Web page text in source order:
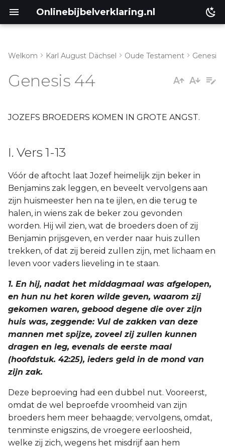
Onlinebijbelverklaring.nl
Lukas
Romeinen
1 Korinthe
2 Korinthe
Galaten
Éfeze
Filippenzen
Kolossenzen
1 Thessalonicenzen
2 Thessalonicenzen
1 Timótheüs
2 Timótheüs
Welkom Karl August Dächsel Oude Testament Genesis
Genesis 44
JOZEFS BROEDERS KOMEN IN GROTE ANGST.
I. Vers 1-13
Vóór de aftocht laat Jozef heimelijk zijn beker in
Benjamins zak leggen, en beveelt vervolgens aan
zijn huismeester hen na te ijlen, en die terug te
halen, in wiens zak de beker zou gevonden
worden. Hij wil zien, wat de broeders doen of zij
Benjamin prijsgeven, en verder naar huis zullen
trekken, of dat zij bereid zullen zijn, met lichaam en
leven voor vaders lieveling in te staan.
1. En hij, nadat het middagmaal was afgelopen,
en hun nu het koren wilde geven, waarom zij
gekomen waren, gebood degene die over zijn
huis was, zeggende: Vul de zakken van deze
mannen met spijze, zoveel zij zullen kunnen
dragen en leg, evenals de eerste maal
(hoofdstuk. 42:25), ieders geld in de mond van
zijn zak.
Deze beproeving had een dubbel nut. Vooreerst,
omdat de wel beproefde vroomheid van zijn
broeders hem meer behaagde; vervolgens, omdat,
tenminste enigszins, de vroegere eerloosheid,
welke zij zich, wegens het misdrijf aan hem